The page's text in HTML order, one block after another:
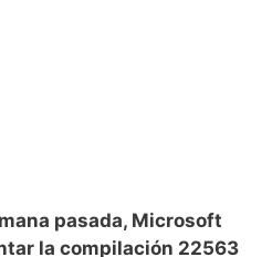
pasada, Microsoft
la compilación 22563